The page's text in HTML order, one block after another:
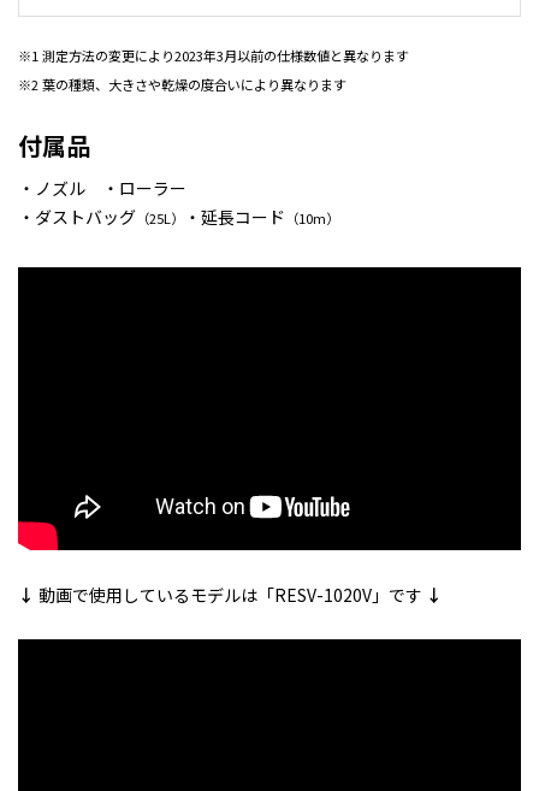
※1 測定方法の変更により2023年3月以前の仕様数値と異なります
※2 葉の種類、大きさや乾燥の度合いにより異なります
付属品
・ノズル ・ローラー
・ダストバッグ （25L） ・延長コード （10m）
↓ 動画で使用しているモデルは「RESV-1020V」です ↓